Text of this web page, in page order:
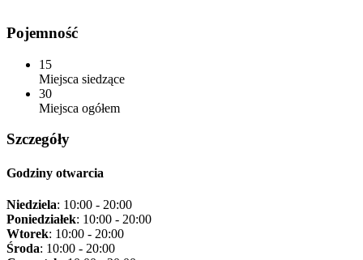
Pojemność
15
Miejsca siedzące
30
Miejsca ogółem
Szczegóły
Godziny otwarcia
Niedziela: 10:00 - 20:00
Poniedziałek: 10:00 - 20:00
Wtorek: 10:00 - 20:00
Środa: 10:00 - 20:00